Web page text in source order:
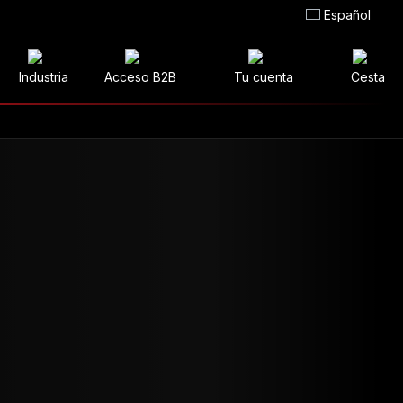
Español
Industria Acceso B2B Tu cuenta Cesta